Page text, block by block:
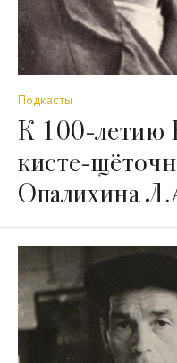
Подкасты
К 100-летию
кисте-
Опалихина